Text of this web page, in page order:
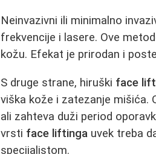
Neinvazivni ili minimalno
frekvencije i lasere. Ove
kožu. Efekat je prirodan i
S druge strane, hiruški face
viška kože i zatezanje mišića.
ali zahteva duži period
vrsti face liftinga uvek treba
specijalistom.